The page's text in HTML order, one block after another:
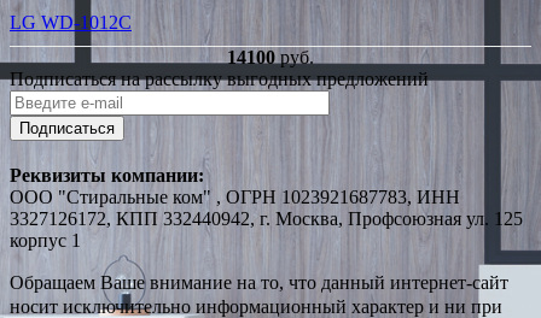
LG WD-1012C
14100 руб.
Подписаться на рассылку выгодных предложений
Подписаться
Реквизиты компании:
ООО "Стиральные ком" , ОГРН 1023921687783, ИНН
3327126172, КПП 332440942, г. Москва, Профсоюзная ул. 125
корпус 1
Обращаем Ваше внимание на то, что данный интернет-сайт
носит исключительно информационный характер и ни при